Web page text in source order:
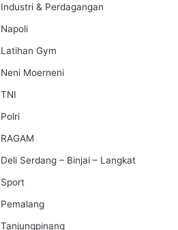
Industri & Perdagangan
Napoli
Latihan Gym
Neni Moerneni
TNI
Polri
RAGAM
Deli Serdang – Binjai – Langkat
Sport
Pemalang
Tanjungpinang